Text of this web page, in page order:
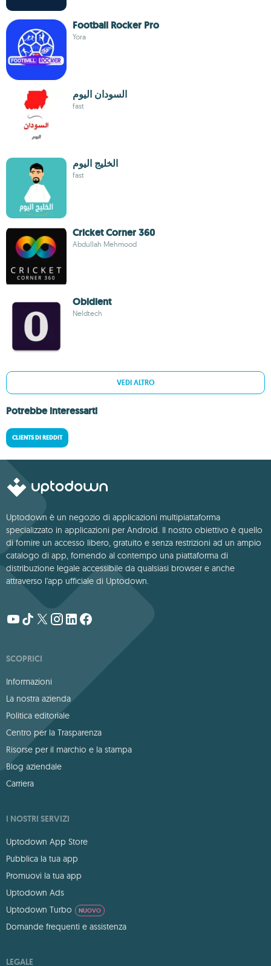
Football Rocker Pro
Yora
السودان اليوم
fast
الخليج اليوم
fast
Cricket Corner 360
Abdullah Mehmood
Obidient
Neldtech
VEDI ALTRO
Potrebbe interessarti
CLIENTS DI REDDIT
Uptodown è un negozio di applicazioni multipiattaforma
specializzato in applicazioni per Android. Il nostro obiettivo è quello
di fornire un accesso libero, gratuito e senza restrizioni ad un ampio
catalogo di app, fornendo al contempo una piattaforma di
distribuzione legale accessibile da qualsiasi browser e anche
attraverso l'app ufficiale di Uptodown.
SCOPRICI
Informazioni
La nostra azienda
Politica editoriale
Centro per la Trasparenza
Risorse per il marchio e la stampa
Blog aziendale
Carriera
I NOSTRI SERVIZI
Uptodown App Store
Pubblica la tua app
Promuovi la tua app
Uptodown Ads
Uptodown Turbo
NUOVO
Domande frequenti e assistenza
LEGALE